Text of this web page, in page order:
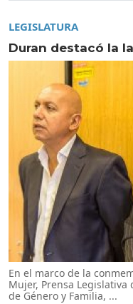
LEGISLATURA
Duran destacó la
En el marco de la
Mujer, Prensa
de Género y Familia, ...